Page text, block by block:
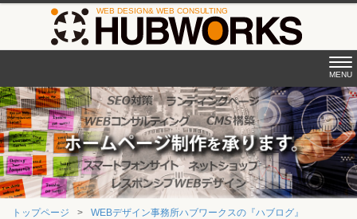
MENU
トップページ
WEBデザイン事務所ハブワークスの『ハブログ』